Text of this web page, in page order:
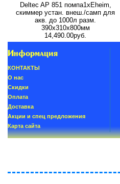
Deltec AP 851 помпа1xEheim,
скиммер устан. внеш./самп для
акв. до 1000л разм.
390х310х800мм
14,490.00руб.
Информация
КОНТАКТЫ
О нас
Скидки
Oплатa
Доставка
Акции и спец предложения
Карта сайта